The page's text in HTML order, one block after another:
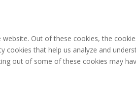
Out of these cookies, the
that help us analyze and
out of some of these cookies may